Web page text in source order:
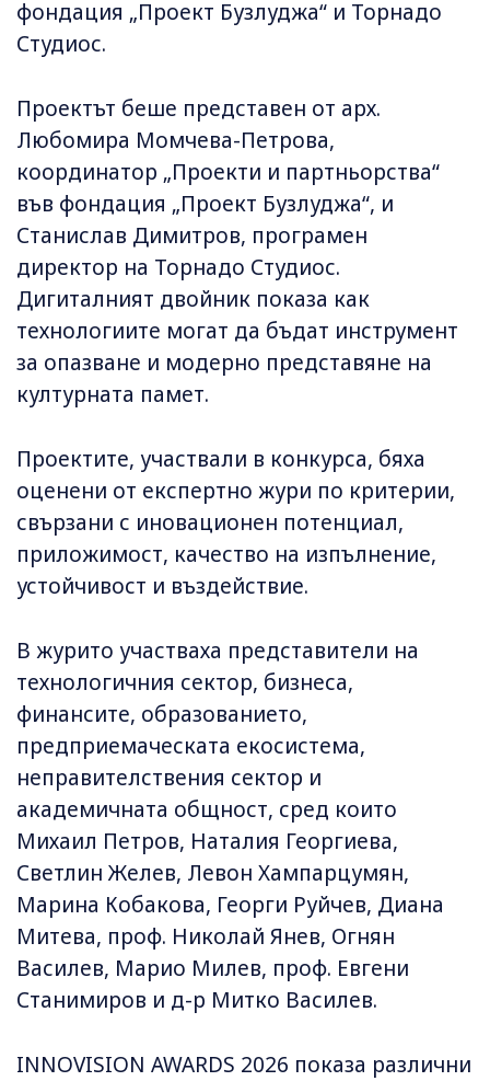
фондация „Проект Бузлуджа“ и Торнадо
Студиос.
Проектът беше представен от арх.
Любомира Момчева-Петрова,
координатор „Проекти и партньорства“
във фондация „Проект Бузлуджа“, и
Станислав Димитров, програмен
директор на Торнадо Студиос.
Дигиталният двойник показа как
технологиите могат да бъдат инструмент
за опазване и модерно представяне на
културната памет.
Проектите, участвали в конкурса, бяха
оценени от експертно жури по критерии,
свързани с иновационен потенциал,
приложимост, качество на изпълнение,
устойчивост и въздействие.
В журито участваха представители на
технологичния сектор, бизнеса,
финансите, образованието,
предприемаческата екосистема,
неправителствения сектор и
академичната общност, сред които
Михаил Петров, Наталия Георгиева,
Светлин Желев, Левон Хампарцумян,
Марина Кобакова, Георги Руйчев, Диана
Митева, проф. Николай Янев, Огнян
Василев, Марио Милев, проф. Евгени
Станимиров и д-р Митко Василев.
INNOVISION AWARDS 2026 показа различни